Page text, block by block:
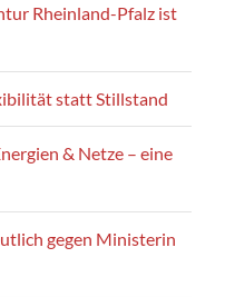
Rheinland-Pfalz ist
statt Stillstand
& Netze – eine
gegen Ministerin